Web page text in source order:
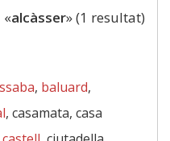
alcàsser» (1 resultat)
, baluard,
, casamata, casa